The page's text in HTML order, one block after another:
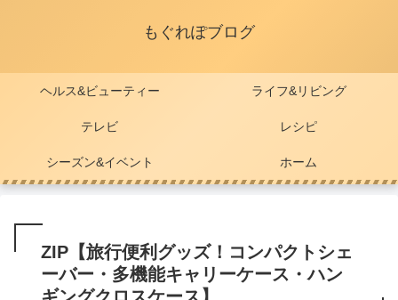
もぐれぽブログ
ヘルス&ビューティー ライフ&リビング
テレビ レシピ
シーズン&イベント ホーム
ZIP【旅行便利グッズ！コンパクトシェ
ーバー・多機能キャリーケース・ハン